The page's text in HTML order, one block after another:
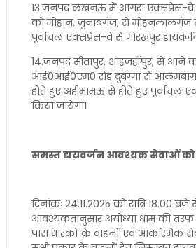
13.जनपद लखनऊ में आगरा एक्सप्रेस-
को मोहान, जुनाबगंज, से मोहनलालगंज
पूर्वाचल एक्सप्रेस-वे से गोरखपुर
14.जनपद सीतापुर, शाहजहॉपुर, से आने
आई0आई0एम0 रोड दुबग्गा से
होते हुए अहीमामऊ से होते हुए पूर्वाचल
किया जायेगा।
समस्त डायवर्जन आवश्यक सेवाओं को
दिनांकः 24.11.2025 को रात्रि 18.00
आवश्यकतानुसार अयोध्या धाम की तरफ
पास धारकों के वाहनों एवं आकस्मिक